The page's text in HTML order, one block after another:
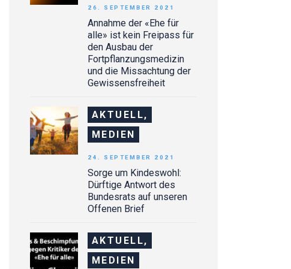
Annahme der «Ehe für
alle» ist kein Freipass für
den Ausbau der
Fortpflanzungsmedizin
und die Missachtung der
Gewissensfreiheit
26. SEPTEMBER 2021
AKTUELL,
MEDIEN
Sorge um Kindeswohl:
Dürftige Antwort des
Bundesrats auf unseren
Offenen Brief
24. SEPTEMBER 2021
AKTUELL,
MEDIEN